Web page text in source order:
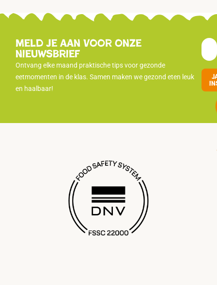
Meld je aan voor onze
nieuwsbrief
Ontvang elke maand praktische tips voor gezonde
eetmomenten in de klas. Samen maken we gezond eten leuk
en haalbaar!